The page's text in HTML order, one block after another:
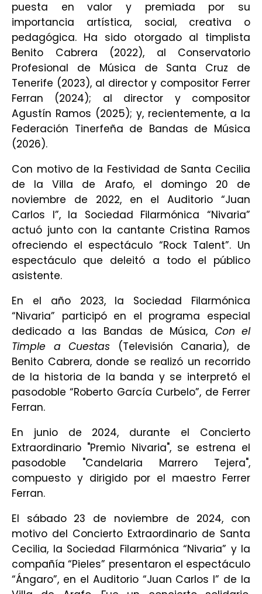
puesta en valor y premiada por su
importancia artística, social, creativa o
pedagógica. Ha sido otorgado al timplista
Benito Cabrera (2022), al Conservatorio
Profesional de Música de Santa Cruz de
Tenerife (2023), al director y compositor Ferrer
Ferran (2024); al director y compositor
Agustín Ramos (2025); y, recientemente, a la
Federación Tinerfeña de Bandas de Música
(2026).
Con motivo de la Festividad de Santa Cecilia
de la Villa de Arafo, el domingo 20 de
noviembre de 2022, en el Auditorio “Juan
Carlos I”, la Sociedad Filarmónica “Nivaria”
actuó junto con la cantante Cristina Ramos
ofreciendo el espectáculo “Rock Talent”. Un
espectáculo que deleitó a todo el público
asistente.
En el año 2023, la Sociedad Filarmónica
“Nivaria” participó en el programa especial
dedicado a las Bandas de Música, Con el
Timple a Cuestas (Televisión Canaria), de
Benito Cabrera, donde se realizó un recorrido
de la historia de la banda y se interpretó el
pasodoble “Roberto García Curbelo”, de Ferrer
Ferran.
En junio de 2024, durante el Concierto
Extraordinario "Premio Nivaria", se estrena el
pasodoble "Candelaria Marrero Tejera",
compuesto y dirigido por el maestro Ferrer
Ferran.
El sábado 23 de noviembre de 2024, con
motivo del Concierto Extraordinario de Santa
Cecilia, la Sociedad Filarmónica “Nivaria” y la
compañía “Pieles” presentaron el espectáculo
“Ángaro”, en el Auditorio “Juan Carlos I” de la